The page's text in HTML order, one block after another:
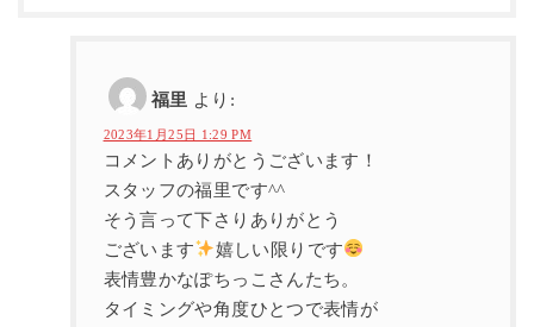
福里 より:
2023年1月25日 1:29 PM
コメントありがとうございます！
スタッフの福里です^^
そう言って下さりありがとう
ございます
嬉しい限りです
表情豊かなぽちっこさんたち。
タイミングや角度ひとつで表情が